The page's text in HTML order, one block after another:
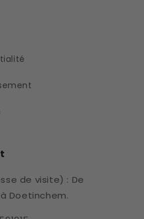
de visite) : De
Doetinchem.